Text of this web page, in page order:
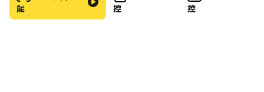
能
控
控